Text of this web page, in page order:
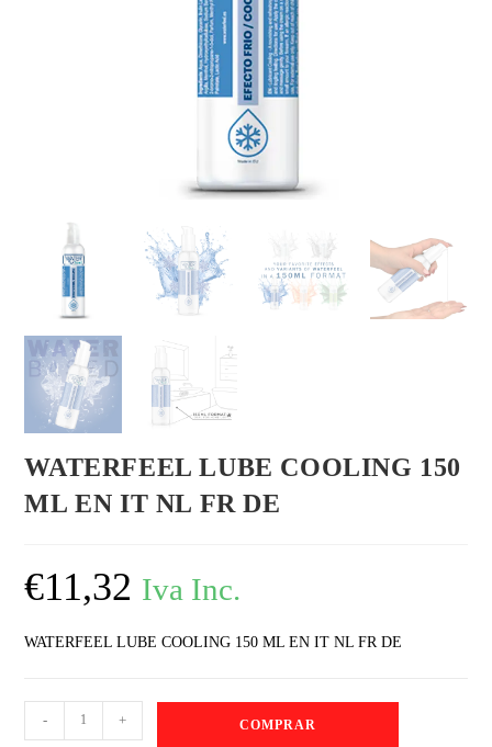
WATERFEEL LUBE COOLING 150
ML EN IT NL FR DE
€11,32 Iva Inc.
WATERFEEL LUBE COOLING 150 ML EN IT NL FR DE
- + COMPRAR